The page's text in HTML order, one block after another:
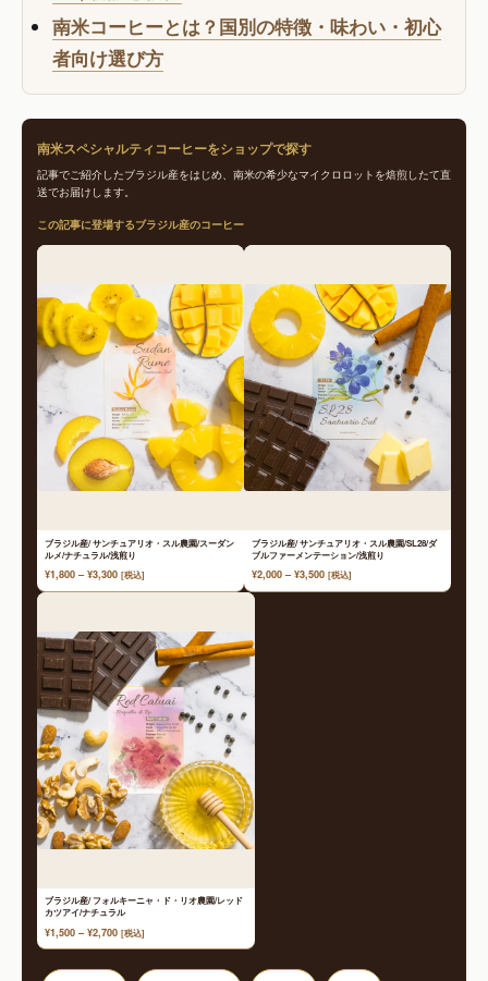
南米コーヒーとは？国別の特徴・味わい・初心
者向け選び方
南米スペシャルティコーヒーをショップで探す
記事でご紹介したブラジル産をはじめ、南米の希少なマイクロロットを焙煎したて直
送でお届けします。
この記事に登場するブラジル産のコーヒー
ブラジル産/ サンチュアリオ・スル農園/スーダン
ルメ/ナチュラル/浅煎り
¥1,800 – ¥3,300価
格
¥1,800
–
¥3,300
[税込]
ブラジル産/ サンチュアリオ・スル農園/SL28/ダ
ブルファーメンテーション/浅煎り
¥2,000 – ¥3,500価
格
[税込]
ブラジル産/ フォルキーニャ・ド・リオ農園/レッド
カツアイ/ナチュラル
¥1,500 – ¥2,700価
格
帯:
[税込]